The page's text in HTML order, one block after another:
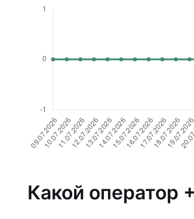
Какой оператор